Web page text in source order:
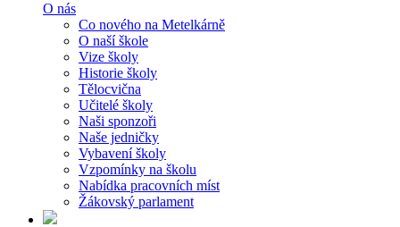
O nás
Co nového na Metelkárně
O naší škole
Vize školy
Historie školy
Tělocvična
Učitelé školy
Naši sponzoři
Naše jedničky
Vybavení školy
Vzpomínky na školu
Nabídka pracovních míst
Žákovský parlament